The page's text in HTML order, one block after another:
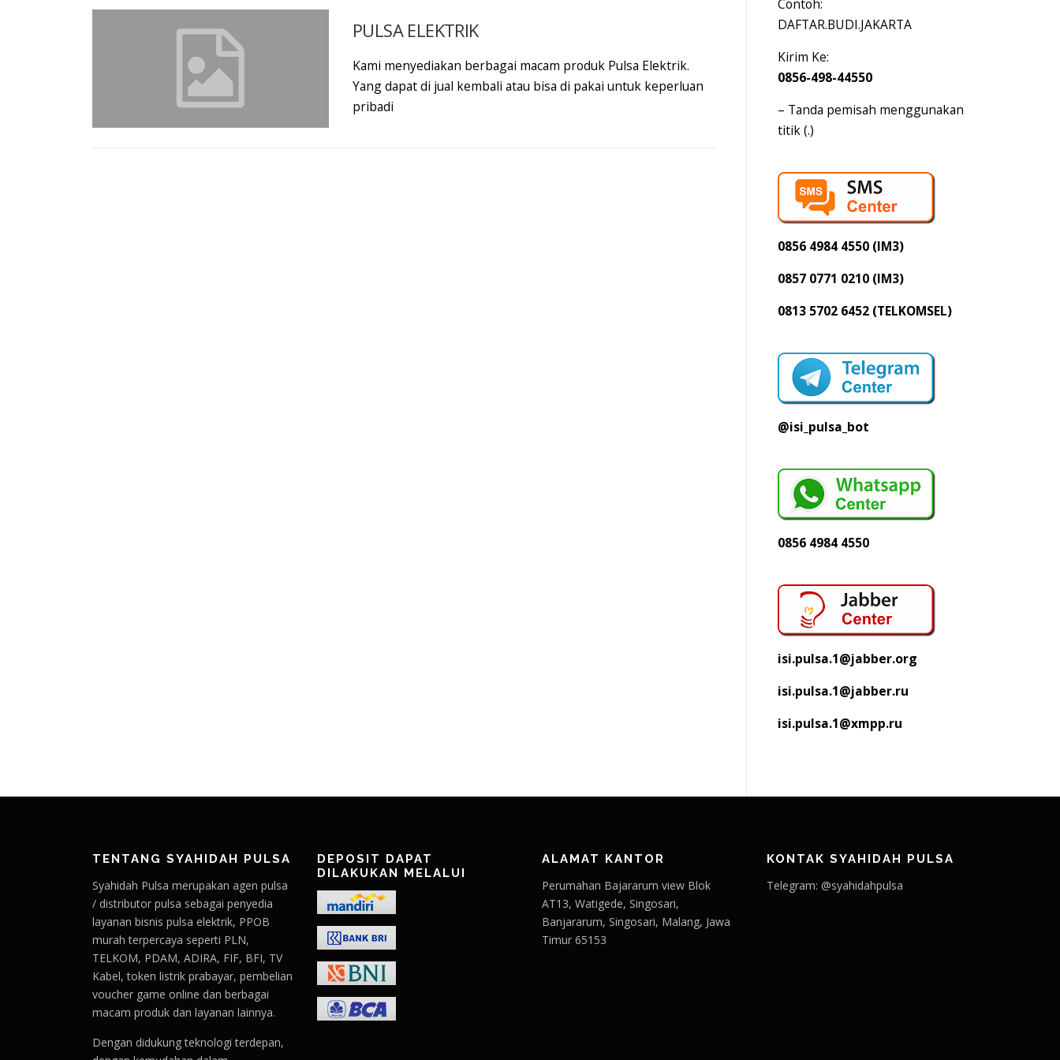
PULSA ELEKTRIK
Kami menyediakan berbagai macam produk Pulsa Elektrik.
Yang dapat di jual kembali atau bisa di pakai untuk keperluan
pribadi
Contoh:
DAFTAR.BUDI.JAKARTA
Kirim Ke:
0856-498-44550
– Tanda pemisah menggunakan
titik (.)
0856 4984 4550 (IM3)
0857 0771 0210 (IM3)
0813 5702 6452 (TELKOMSEL)
@isi_pulsa_bot
0856 4984 4550
isi.pulsa.1@jabber.org
isi.pulsa.1@jabber.ru
isi.pulsa.1@xmpp.ru
TENTANG SYAHIDAH PULSA
Syahidah Pulsa merupakan agen pulsa
/ distributor pulsa sebagai penyedia
layanan bisnis pulsa elektrik, PPOB
murah terpercaya seperti PLN,
TELKOM, PDAM, ADIRA, FIF, BFI, TV
Kabel, token listrik prabayar, pembelian
voucher game online dan berbagai
macam produk dan layanan lainnya.
Dengan didukung teknologi terdepan,
DEPOSIT DAPAT
DILAKUKAN MELALUI
ALAMAT KANTOR
Perumahan Bajararum view Blok
AT13, Watigede, Singosari,
Banjararum, Singosari, Malang, Jawa
Timur 65153
KONTAK SYAHIDAH PULSA
Telegram: @syahidahpulsa